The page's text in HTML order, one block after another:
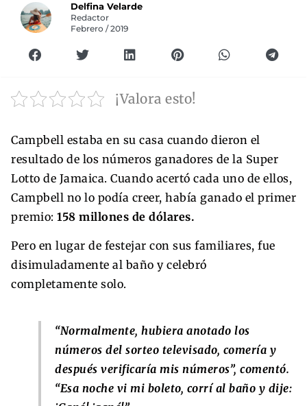
Delfina Velarde
Redactor
Febrero / 2019
¡Valora esto!
Campbell estaba en su casa cuando dieron el
resultado de los números ganadores de la Super
Lotto de Jamaica. Cuando acertó cada uno de ellos,
Campbell no lo podía creer, había ganado el primer
premio: 158 millones de dólares.
Pero en lugar de festejar con sus familiares, fue
disimuladamente al baño y celebró
completamente solo.
“Normalmente, hubiera anotado los
números del sorteo televisado, comería y
después verificaría mis números”, comentó.
“Esa noche vi mi boleto, corrí al baño y dije: